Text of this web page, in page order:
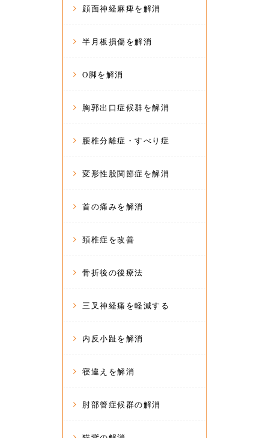
顔面神経麻痺を解消
半月板損傷を解消
O脚を解消
胸郭出口症候群を解消
腰椎分離症・すべり症
変形性股関節症を解消
首の痛みを解消
頚椎症を改善
骨折後の後療法
三叉神経痛を軽減する
内反小趾を解消
寝違えを解消
肘部管症候群の解消